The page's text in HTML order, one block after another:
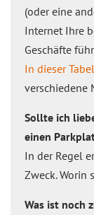
(oder eine
Internet Ihre
Geschäfte
In dieser
verschiedene
Sollte ich
einen
In der Regel
Zweck. Worin
Was ist noch